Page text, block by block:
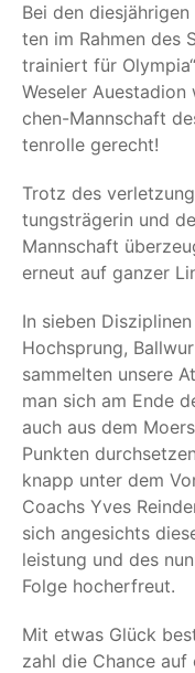
Bei den
ten im Rah­men des
trai­niert für
Wese­ler
chen-Mann­schaft
ten­rol­le gerecht!
Trotz des
tungs­trä­ge­rin und
Mann­schaft
erneut auf gan­zer
In sie­ben
Hoch­sprung,
sam­mel­ten unse­re
man sich am Ende
auch aus dem
Punk­ten
knapp unter dem
Coachs Yves
sich ange­sichts
leis­tung und des
Fol­ge hocherfreut.
Mit etwas Glück
zahl die Chan­ce auf